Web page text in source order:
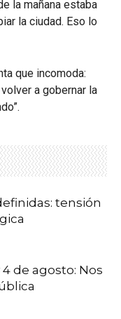
la mañana estaba
la ciudad. Eso lo
que incomoda:
a gobernar la
tensión
de agosto: Nos